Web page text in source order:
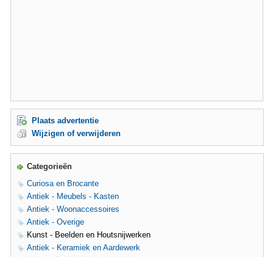
Plaats advertentie
Wijzigen of verwijderen
Categorieën
Curiosa en Brocante
Antiek - Meubels - Kasten
Antiek - Woonaccessoires
Antiek - Overige
Kunst - Beelden en Houtsnijwerken
Antiek - Keramiek en Aardewerk